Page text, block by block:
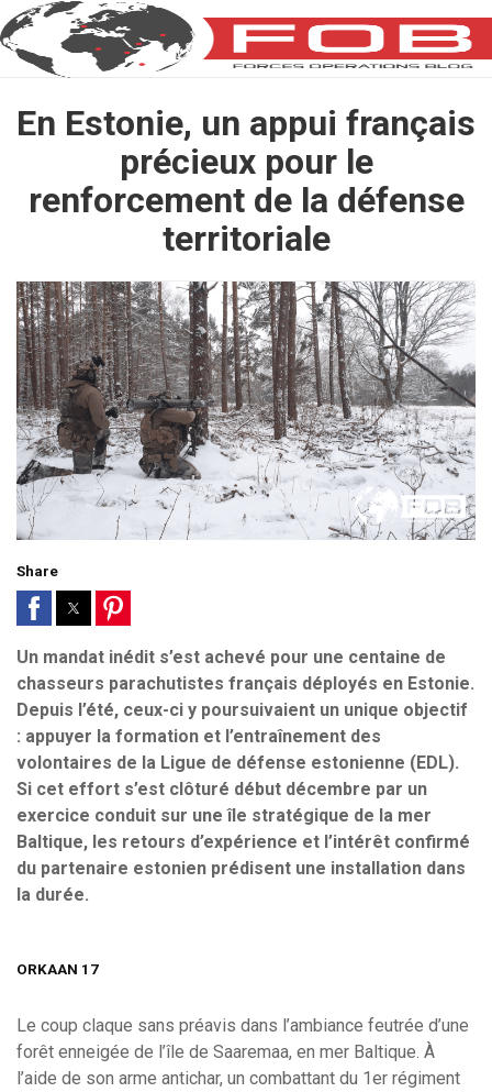
En Estonie, un appui français
précieux pour le
renforcement de la défense
territoriale
Share
Un mandat inédit s’est achevé pour une centaine de
chasseurs parachutistes français déployés en Estonie.
Depuis l’été, ceux-ci y poursuivaient un unique objectif
: appuyer la formation et l’entraînement des
volontaires de la Ligue de défense estonienne (EDL).
Si cet effort s’est clôturé début décembre par un
exercice conduit sur une île stratégique de la mer
Baltique, les retours d’expérience et l’intérêt confirmé
du partenaire estonien prédisent une installation dans
la durée.
ORKAAN 17
Le coup claque sans préavis dans l’ambiance feutrée d’une
forêt enneigée de l’île de Saaremaa, en mer Baltique. À
l’aide de son arme antichar, un combattant du 1er régiment